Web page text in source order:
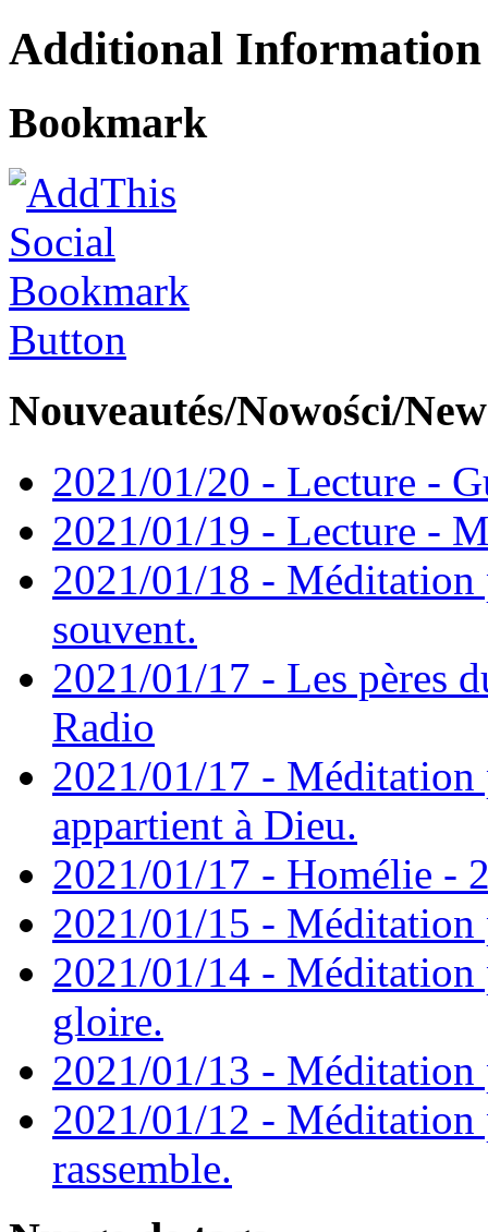
Additional Information
Bookmark
Nouveautés/Nowości/
2021/01/20 - Lecture -
2021/01/19 - Lecture -
2021/01/18 - Méditation
souvent.
2021/01/17 - Les pères
Radio
2021/01/17 - Méditation
appartient à Dieu.
2021/01/17 - Homélie -
2021/01/15 - Méditation
2021/01/14 - Méditation
gloire.
2021/01/13 - Méditation
2021/01/12 - Méditation
rassemble.